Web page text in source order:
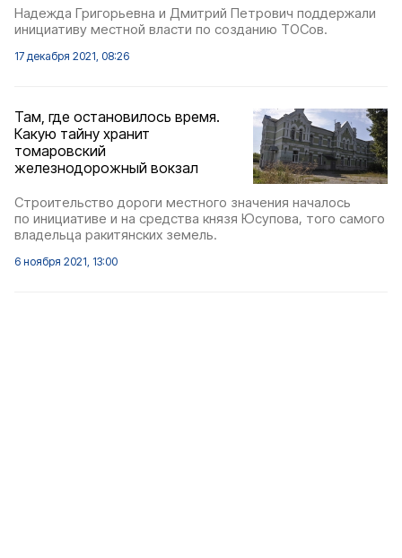
Надежда Григорьевна и Дмитрий Петрович поддержали
инициативу местной власти по созданию ТОСов.
17 декабря 2021, 08:26
Там, где остановилось время.
Какую тайну хранит
томаровский
железнодорожный вокзал
Строительство дороги местного значения началось
по инициативе и на средства князя Юсупова, того самого
владельца ракитянских земель.
6 ноября 2021, 13:00